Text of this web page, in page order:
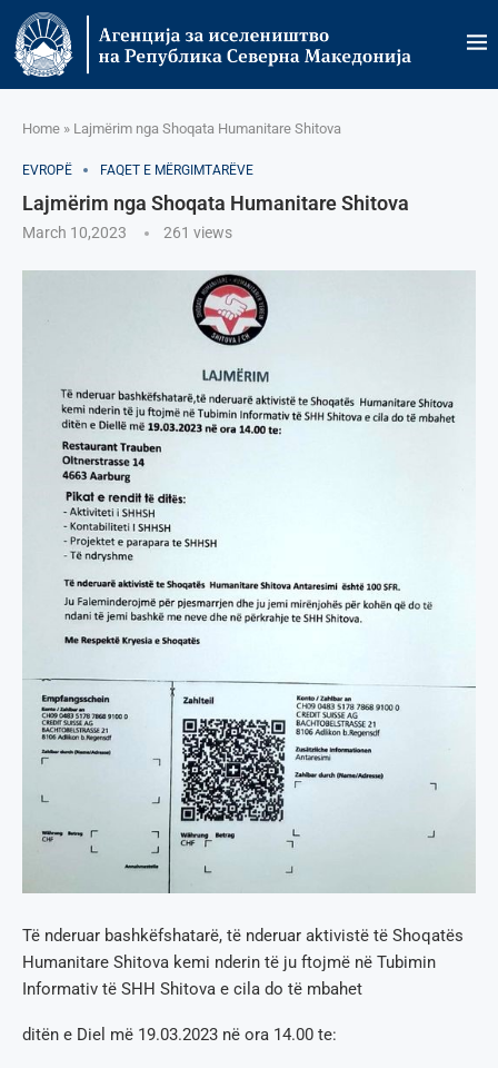
Home » Lajmërim nga Shoqata Humanitare Shitova
EVROPË FAQET E MËRGIMTARËVE
Lajmërim nga Shoqata Humanitare Shitova
March 10,2023 261 views
Të nderuar bashkëfshatarë, të nderuar aktivistë të Shoqatës
Humanitare Shitova kemi nderin të ju ftojmë në Tubimin
Informativ të SHH Shitova e cila do të mbahet
ditën e Diel më 19.03.2023 në ora 14.00 te: